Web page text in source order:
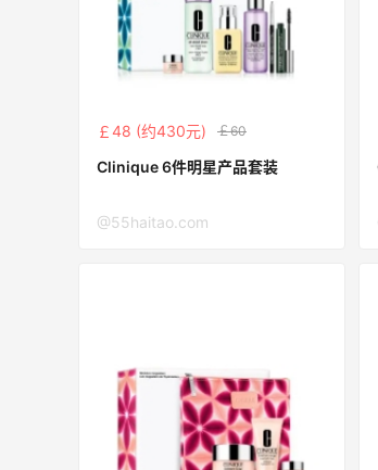
￡48 (约430元) ￡60
Clinique 6件明星产品套装
@55haitao.com
08月06日
Evelom卸妆膏--卸妆膏中的“
08月05日
吗？